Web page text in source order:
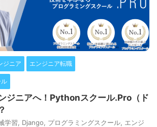
ジニア エンジニア転職
ジニアへ！Pythonスクール.Pro（ド
学習 Django プログラミングスクール
エンジ